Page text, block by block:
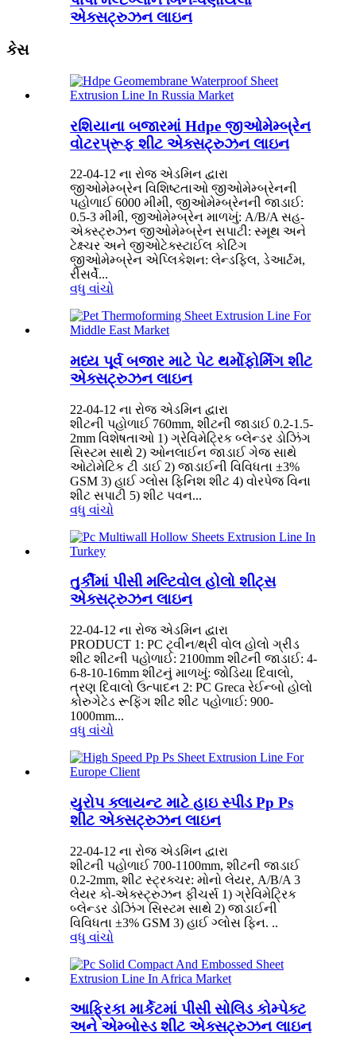
એક્સટ્રુઝન લાઇન
કેસ
રશિયાના બજારમાં Hdpe જીઓમેમ્બ્રેન
વોટરપ્રૂફ શીટ એક્સટ્રુઝન લાઇન
22-04-12 ના રોજ એડમિન દ્વારા
જીઓમેમ્બ્રેન વિશિષ્ટતાઓ જીઓમેમ્બ્રેનની
પહોળાઈ 6000 મીમી, જીઓમેમ્બ્રેનની જાડાઈ:
0.5-3 મીમી, જીઓમેમ્બ્રેન માળખું: A/B/A સહ-
એક્સ્ટ્રુઝન જીઓમેમ્બ્રેન સપાટી: સ્મૂથ અને
ટેક્ષ્ચર અને જીઓટેક્સ્ટાઈલ કોટિંગ
જીઓમેમ્બ્રેન એપ્લિકેશન: લેન્ડફિલ, ડેઆર્ટમ,
રીસર્વે...
વધુ વાંચો
મધ્ય પૂર્વ બજાર માટે પેટ થર્મોફોર્મિંગ શીટ
એક્સટ્રુઝન લાઇન
22-04-12 ના રોજ એડમિન દ્વારા
શીટની પહોળાઈ 760mm, શીટની જાડાઈ 0.2-1.5-
2mm વિશેષતાઓ 1) ગ્રેવિમેટ્રિક બ્લેન્ડર ડોઝિંગ
સિસ્ટમ સાથે 2) ઓનલાઈન જાડાઈ ગેજ સાથે
ઓટોમેટિક ટી ડાઈ 2) જાડાઈની વિવિધતા ±3%
GSM 3) હાઈ ગ્લોસ ફિનિશ શીટ 4) વોરપેજ વિના
શીટ સપાટી 5) શીટ પવન...
વધુ વાંચો
તુર્કીમાં પીસી મલ્ટિવોલ હોલો શીટ્સ
એક્સટ્રુઝન લાઇન
22-04-12 ના રોજ એડમિન દ્વારા
PRODUCT 1: PC ટ્વીન/થ્રી વોલ હોલો ગ્રીડ
શીટ શીટની પહોળાઈ: 2100mm શીટની જાડાઈ: 4-
6-8-10-16mm શીટનું માળખું: જોડિયા દિવાલો,
ત્રણ દિવાલો ઉત્પાદન 2: PC Greca રેઈન્બો હોલો
કોરુગેટેડ રૂફિંગ શીટ શીટ પહોળાઈ: 900-
1000mm...
વધુ વાંચો
યુરોપ ક્લાયન્ટ માટે હાઇ સ્પીડ Pp Ps
શીટ એક્સટ્રુઝન લાઇન
22-04-12 ના રોજ એડમિન દ્વારા
શીટની પહોળાઈ 700-1100mm, શીટની જાડાઈ
0.2-2mm, શીટ સ્ટ્રક્ચર: મોનો લેયર, A/B/A 3
લેયર કો-એક્સ્ટ્રુઝન ફીચર્સ 1) ગ્રેવિમેટ્રિક
બ્લેન્ડર ડોઝિંગ સિસ્ટમ સાથે 2) જાડાઈની
વિવિધતા ±3% GSM 3) હાઈ ગ્લોસ ફિન. ..
વધુ વાંચો
આફ્રિકા માર્કેટમાં પીસી સોલિડ કોમ્પેક્ટ
અને એમ્બોસ્ડ શીટ એક્સટ્રુઝન લાઇન